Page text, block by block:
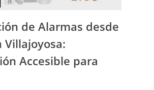
de Alarmas desde
Villajoyosa:
Accesible para